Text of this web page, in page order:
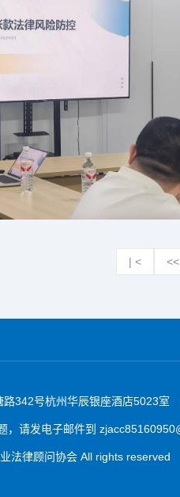
| < <<
342号杭州华辰银座酒店5023室
，请发电子邮件到
法律顾问协会 All rights reserved